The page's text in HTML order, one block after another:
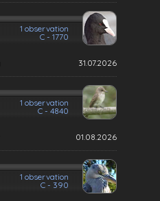
1 observation
C - 1770
31.07.2026
1 observation
C - 4840
01.08.2026
1 observation
C - 390